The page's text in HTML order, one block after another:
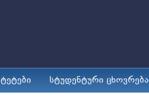
სტუდენტური ცხოვრება